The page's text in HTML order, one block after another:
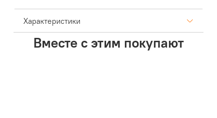
Характеристики
Вместе с этим покупают